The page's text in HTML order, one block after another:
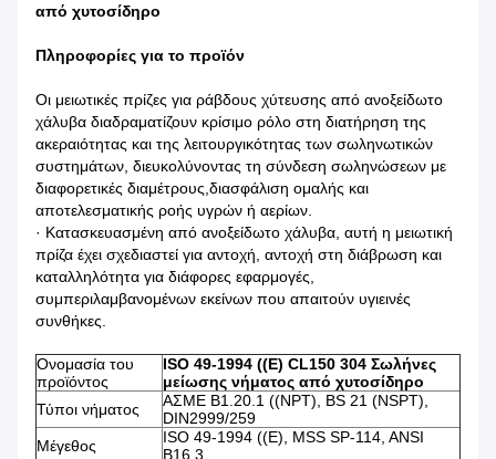
από χυτοσίδηρο
Πληροφορίες για το προϊόν
Οι μειωτικές πρίζες για ράβδους χύτευσης από ανοξείδωτο
χάλυβα διαδραματίζουν κρίσιμο ρόλο στη διατήρηση της
ακεραιότητας και της λειτουργικότητας των σωληνωτικών
συστημάτων, διευκολύνοντας τη σύνδεση σωληνώσεων με
διαφορετικές διαμέτρους,διασφάλιση ομαλής και
αποτελεσματικής ροής υγρών ή αερίων.
· Κατασκευασμένη από ανοξείδωτο χάλυβα, αυτή η μειωτική
πρίζα έχει σχεδιαστεί για αντοχή, αντοχή στη διάβρωση και
καταλληλότητα για διάφορες εφαρμογές,
συμπεριλαμβανομένων εκείνων που απαιτούν υγιεινές
συνθήκες.
Ονομασία του
προϊόντος
ISO 49-1994 ((E) CL150 304 Σωλήνες
μείωσης νήματος από χυτοσίδηρο
Τύποι νήματος
ΑΣΜΕ Β1.20.1 ((NPT), BS 21 (NSPT),
DIN2999/259
Μέγεθος
ISO 49-1994 ((E), MSS SP-114, ANSI
B16.3